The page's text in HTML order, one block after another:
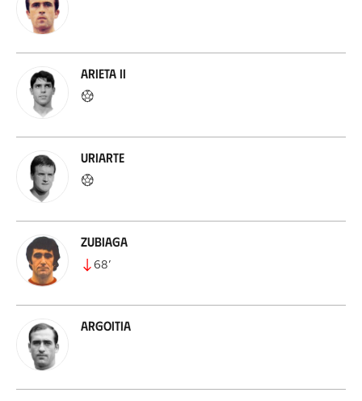
Arieta II
Uriarte
Zubiaga
68’
Argoitia